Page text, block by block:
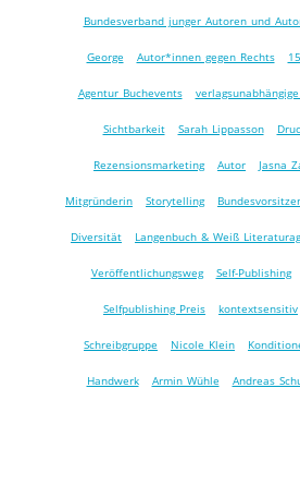
Bundesverband junger Autoren und
George Autor*innen gegen Rechts
Agentur Buchevents
Sichtbarkeit Sarah Lippasson
Rezensionsmarketing Autor Jasna
Mitgründerin Storytelling
Diversität Langenbuch & Weiß
Veröffentlichungsweg Self-Publishing
Selfpublishing Preis kontextsensitiv
Schreibgruppe Nicole Klein
Handwerk Armin Wühle Andreas